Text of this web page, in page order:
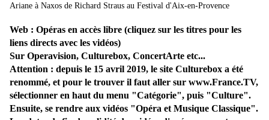
Ariane à Naxos de Richard Straus au Festival d'Aix-en-Provence
Web : Opéras en accès libre (cliquez sur les titres pour les
liens directs avec les vidéos)
Sur Operavision, Culturebox, ConcertArte etc...
Attention : depuis le 15 avril 2019, le site Culturebox a été
renommé, et pour le trouver il faut aller sur www.France.TV,
sélectionner en haut du menu "Catégorie", puis "Culture".
Ensuite, se rendre aux vidéos "Opéra et Musique Classique".